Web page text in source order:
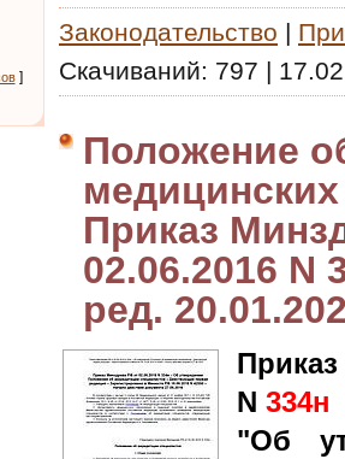
]
Законодательство |
Скачиваний: 797 |
Положение
Приказ
02.06.2016 N
ред.
N 334н
"Об